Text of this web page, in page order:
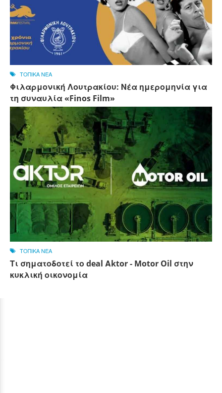
ΤΟΠΙΚΑ ΝΕΑ
Φιλαρμονική Λουτρακίου: Νέα ημερομηνία για
τη συναυλία «Finos Film»
ΤΟΠΙΚΑ ΝΕΑ
Τι σηματοδοτεί το deal Αktor - Motor Oil στην
κυκλική οικονομία